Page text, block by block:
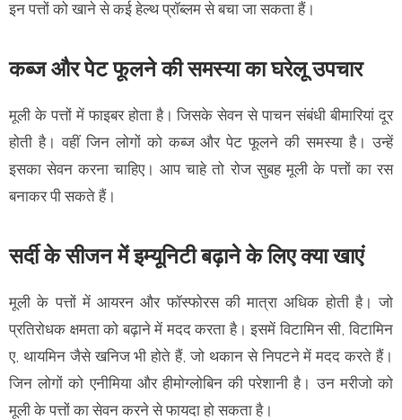
इन पत्तों को खाने से कई हेल्थ प्रॉब्लम से बचा जा सकता हैं।
कब्ज और पेट फूलने की समस्या का घरेलू उपचार
मूली के पत्तों में फाइबर होता है। जिसके सेवन से पाचन संबंधी बीमारियां दूर
होती है। वहीं जिन लोगों को कब्ज और पेट फूलने की समस्या है। उन्हें
इसका सेवन करना चाहिए। आप चाहे तो रोज सुबह मूली के पत्तों का रस
बनाकर पी सकते हैं।
सर्दी के सीजन में इम्यूनिटी बढ़ाने के लिए क्या खाएं
मूली के पत्तों में आयरन और फॉस्फोरस की मात्रा अधिक होती है। जो
प्रतिरोधक क्षमता को बढ़ाने में मदद करता है। इसमें विटामिन सी, विटामिन
ए, थायमिन जैसे खनिज भी होते हैं, जो थकान से निपटने में मदद करते हैं।
जिन लोगों को एनीमिया और हीमोग्लोबिन की परेशानी है। उन मरीजो को
मूली के पत्तों का सेवन करने से फायदा हो सकता है।